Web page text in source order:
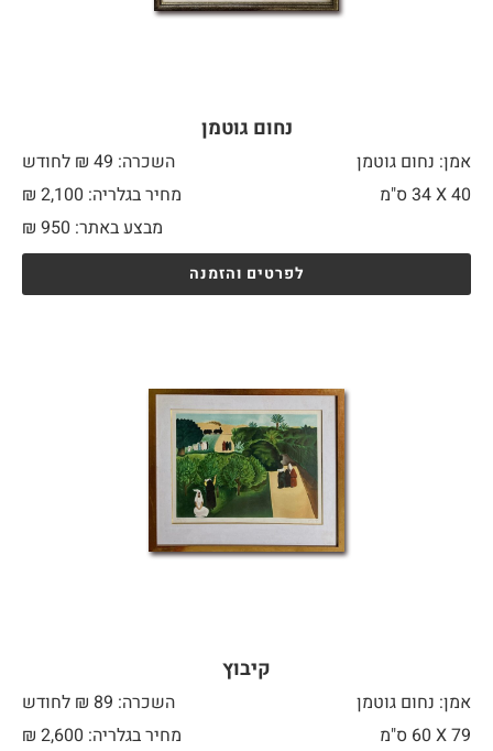
נחום גוטמן
אמן: נחום גוטמן
השכרה: 49 ₪ לחודש
40 X
מחיר בגלריה: 2,100 ₪
מבצע באתר:
₪ 950
לפרטים והזמנה
קיבוץ
אמן: נחום גוטמן
השכרה: 89 ₪ לחודש
79 X
מחיר בגלריה: 2,600 ₪